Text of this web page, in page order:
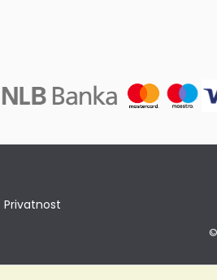
Privatnost